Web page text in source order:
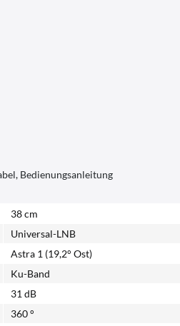
Bedienungsanleitung
38 cm
Universal-LNB
Astra 1 (19,2° Ost)
Ku-Band
31 dB
360 °